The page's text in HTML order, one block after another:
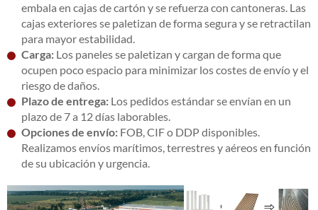
embala en cajas de cartón y se refuerza con cantoneras. Las
cajas exteriores se paletizan de forma segura y se retractilan
para mayor estabilidad.
Carga: Los paneles se paletizan y cargan de forma que
ocupen poco espacio para minimizar los costes de envío y el
riesgo de daños.
Plazo de entrega: Los pedidos estándar se envían en un
plazo de 7 a 12 días laborables.
Opciones de envío: FOB, CIF o DDP disponibles.
Realizamos envíos marítimos, terrestres y aéreos en función
de su ubicación y urgencia.